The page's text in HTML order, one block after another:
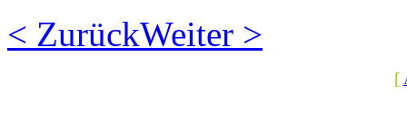
< ZurückWeiter >
[